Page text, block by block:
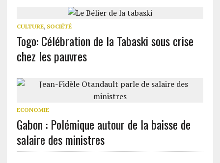
CULTURE, SOCIÉTÉ
Togo: Célébration de la Tabaski sous crise
chez les pauvres
ECONOMIE
Gabon : Polémique autour de la baisse de
salaire des ministres